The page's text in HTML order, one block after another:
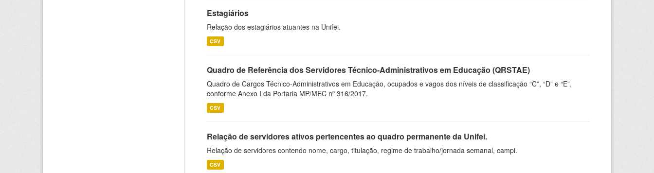
Estagiários
Relação dos estagiários atuantes na Unifei.
CSV
Quadro de Referência dos Servidores Técnico-Administrativos em Educação (QRSTAE)
Quadro de Cargos Técnico-Administrativos em Educação, ocupados e vagos dos níveis de classificação “C”, “D” e “E”,
conforme Anexo I da Portaria MP/MEC nº 316/2017.
CSV
Relação de servidores ativos pertencentes ao quadro permanente da Unifei.
Relação de servidores contendo nome, cargo, titulação, regime de trabalho/jornada semanal, campi.
CSV